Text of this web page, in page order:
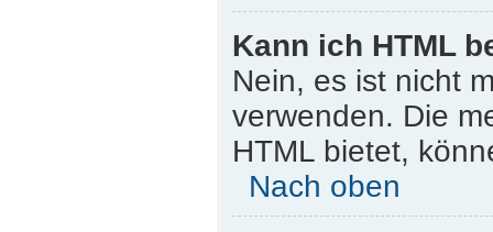
Kann ich HTML
Nein, es ist nicht
verwenden. Die
HTML bietet,
Nach oben